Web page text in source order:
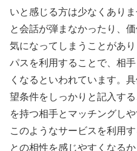
いと感じる方は少なくあり
と会話が弾まなかったり、
気になってしまうことがあ
パスを利用することで、相
くなるといわれています。
望条件をしっかりと記入す
を持つ相手とマッチングし
このようなサービスを利用
との相性を感じやすくなる